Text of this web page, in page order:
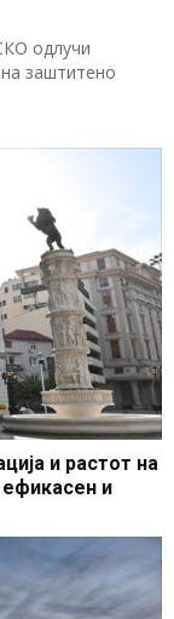
одлучи
заштитено
и растот на
и